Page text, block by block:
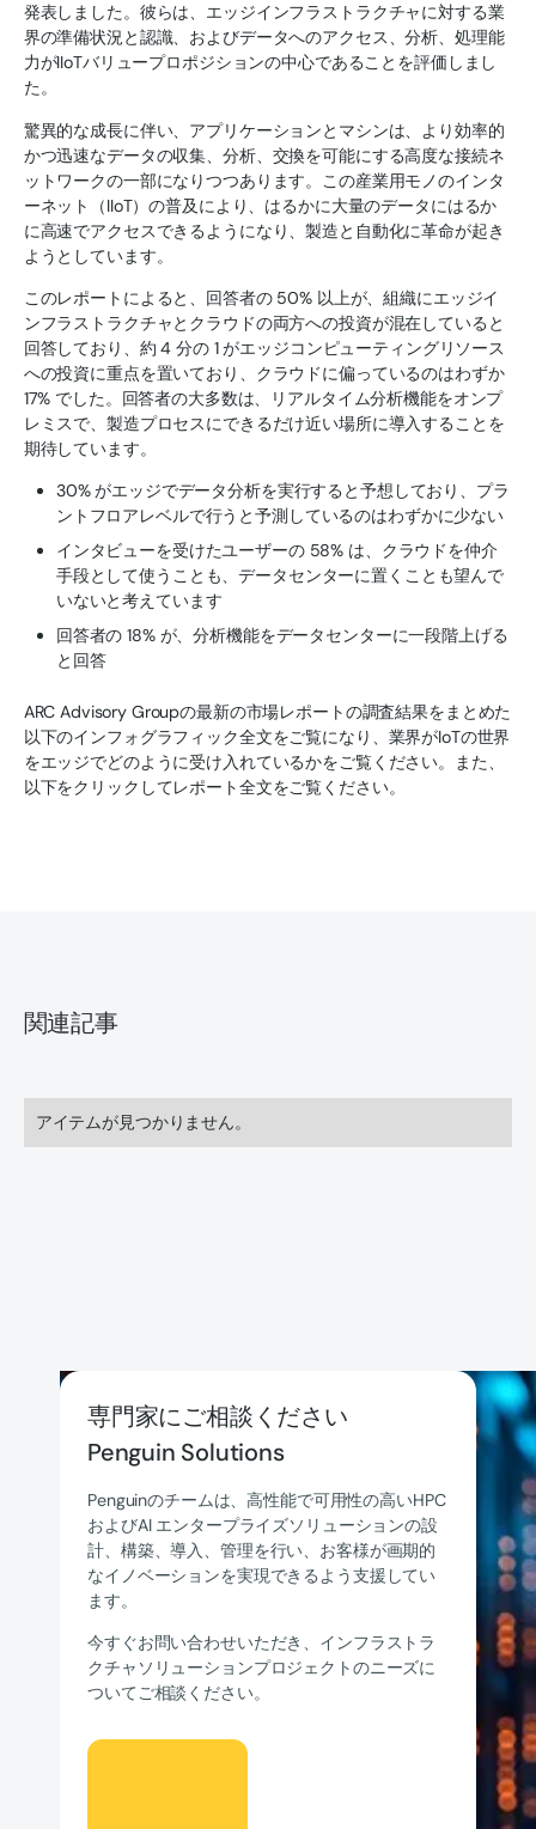
発表しました。彼らは、エッジインフラストラクチャに対する業
界の準備状況と認識、およびデータへのアクセス、分析、処理能
力がIIoTバリュープロポジションの中心であることを評価しまし
た。
驚異的な成長に伴い、アプリケーションとマシンは、より効率的
かつ迅速なデータの収集、分析、交換を可能にする高度な接続ネ
ットワークの一部になりつつあります。この産業用モノのインタ
ーネット（IIoT）の普及により、はるかに大量のデータにはるか
に高速でアクセスできるようになり、製造と自動化に革命が起き
ようとしています。
このレポートによると、回答者の 50% 以上が、組織にエッジイ
ンフラストラクチャとクラウドの両方への投資が混在していると
回答しており、約 4 分の 1 がエッジコンピューティングリソース
への投資に重点を置いており、クラウドに偏っているのはわずか
17% でした。回答者の大多数は、リアルタイム分析機能をオンプ
レミスで、製造プロセスにできるだけ近い場所に導入することを
期待しています。
30% がエッジでデータ分析を実行すると予想しており、プラ
ントフロアレベルで行うと予測しているのはわずかに少ない
インタビューを受けたユーザーの 58% は、クラウドを仲介
手段として使うことも、データセンターに置くことも望んで
いないと考えています
回答者の 18% が、分析機能をデータセンターに一段階上げる
と回答
ARC Advisory Groupの最新の市場レポートの調査結果をまとめた
以下のインフォグラフィック全文をご覧になり、業界がIoTの世界
をエッジでどのように受け入れているかをご覧ください。また、
以下をクリックしてレポート全文をご覧ください。
関連記事
アイテムが見つかりません。
専門家にご相談ください
Penguin Solutions
Penguinのチームは、高性能で可用性の高いHPC
およびAI エンタープライズソリューションの設
計、構築、導入、管理を行い、お客様が画期的
なイノベーションを実現できるよう支援してい
ます。
今すぐお問い合わせいただき、インフラストラ
クチャソリューションプロジェクトのニーズに
ついてご相談ください。
話そう